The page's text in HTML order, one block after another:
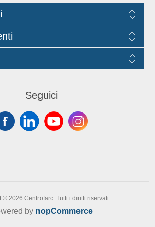
Commissione (EU)No 10/2011.
Seguici
© 2026 Centrofarc. Tutti i diritti riservati
by nopCommerce